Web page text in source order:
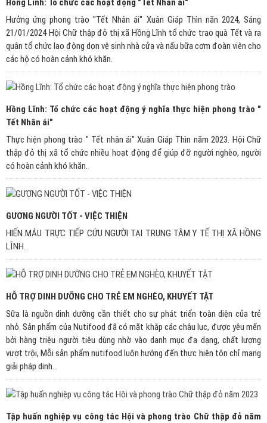
Hồng Lĩnh: Tổ chức các hoạt động "Tết Nhân ái"
Hưởng ứng phong trào "Tết Nhân ái" Xuân Giáp Thìn năn 2024, Sáng
21/01/2024 Hội Chữ thập đỏ thị xã Hồng Lĩnh tổ chức trao quà Tết và ra
quân tổ chức lao động dọn vệ sinh nhà cửa và nấu bữa cơm đoàn viên cho
các hộ có hoàn cảnh khó khăn.
Hồng Lĩnh: Tổ chức các hoạt động ý nghĩa thực hiện phong trào "
Tết Nhân ái"
Thực hiện phong trào " Tết nhân ái" Xuân Giáp Thìn năm 2023. Hội Chữ
thập đỏ thị xã tổ chức nhiều hoạt động để giúp đỡ người nghèo, người
có hoàn cảnh khó khăn.
GƯƠNG NGƯỜI TỐT - VIỆC THIỆN
HIẾN MÁU TRỰC TIẾP CỨU NGƯỜI TẠI TRUNG TÂM Y TẾ THỊ XÃ HỒNG
LĨNH.
HỖ TRỢ DINH DƯỠNG CHO TRẺ EM NGHÈO, KHUYẾT TẬT
Sữa là nguồn dinh dưỡng cần thiết cho sự phát triển toàn diện của trẻ
nhỏ. Sản phẩm của Nutifood đã có mặt khắp các châu lục, được yêu mến
bởi hàng triệu người tiêu dùng nhờ vào danh mục đa dạng, chất lượng
vượt trội, Mỗi sản phẩm nutifood luôn hướng đến thực hiện tôn chỉ mang
giải pháp dinh...
Tập huấn nghiệp vụ công tác Hội và phong trào Chữ thập đỏ năm